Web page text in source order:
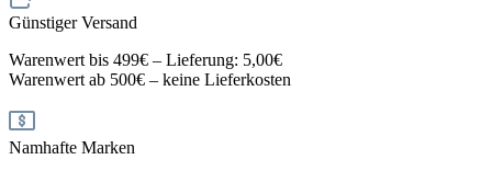
Günstiger Versand
Warenwert bis 499€ – Lieferung: 5,00€
Warenwert ab 500€ – keine Lieferkosten
Namhafte Marken